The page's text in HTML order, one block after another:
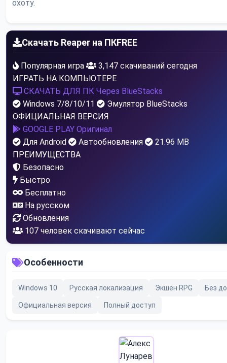
охоту.
Скачать Reaper на ПКFREE
Популярная игра
3,147 скачиваний сегодня
ИГРАТЬ НА КОМПЬЮТЕРЕ
СКАЧАТЬ ДЛЯ ПК Через BlueStacks
Windows 7/8/10/11
Эмулятор BlueStacks
ОФИЦИАЛЬНАЯ ВЕРСИЯ
GOOGLE PLAY Оригинал
Для Android
Автообновления
21.96 MB
ПРЕИМУЩЕСТВА
Безопасно
Быстро
Бесплатно
На русском
Обновления
103 человек скачивают сейчас
Особенности
Windows 10 Русская локализация Экшен RPG Без
Официальная версия Полный доступ